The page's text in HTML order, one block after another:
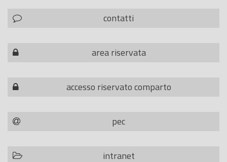
contatti
area riservata
accesso riservato comparto
pec
intranet